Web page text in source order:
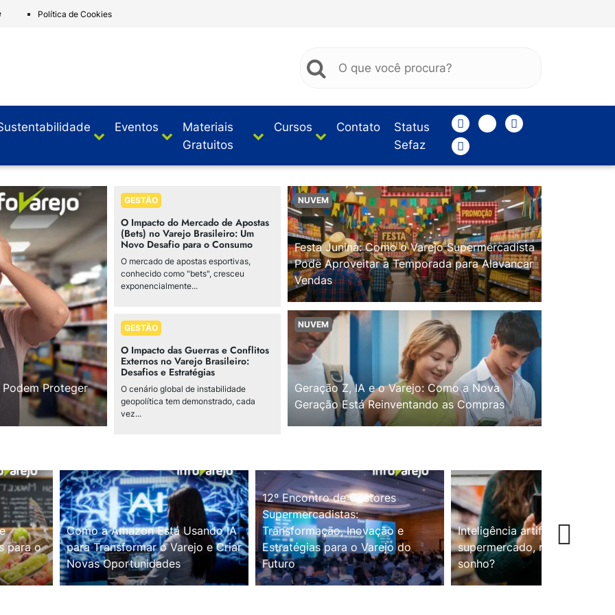
Política de Cookies
Eventos
Materiais
Gratuitos
Cursos Contato
Status
Sefaz
Proteger
GESTÃO
O Impacto do Mercado de Apostas
(Bets) no Varejo Brasileiro: Um
Novo Desafio para o Consumo
O mercado de apostas esportivas,
conhecido como "bets", cresceu
exponencialmente...
GESTÃO
O Impacto das Guerras e Conflitos
Externos no Varejo Brasileiro:
Desafios e Estratégias
O cenário global de instabilidade
geopolítica tem demonstrado, cada
vez...
NUVEM
Festa Junina: Como o Varejo Supermercadista
Pode Aproveitar a Temporada para Alavancar
Vendas
NUVEM
Geração Z, IA e o Varejo: Como a Nova
Geração Está Reinventando as Compras
para o
Como a Amazon Está Usando IA
para Transformar o Varejo e Criar
Novas Oportunidades
12º Encontro de Gestores
Supermercadistas:
Transformação, Inovação e
Estratégias para o Varejo do
Futuro
Inteligência artificial no
supermercado, realidade ou
sonho?